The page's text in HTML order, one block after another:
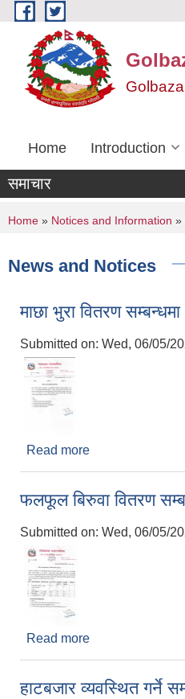
Skip to main content
Home Introduction
समाचार
You are here
Home » Notices and Information »
News and Notices
माछा भुरा वितरण सम्बन्धमा
Submitted on: Wed, 06/05/
Read more
फलफूल बिरुवा वितरण
Submitted on: Wed, 06/05/
Read more
हाटबजार व्यवस्थित गर्ने